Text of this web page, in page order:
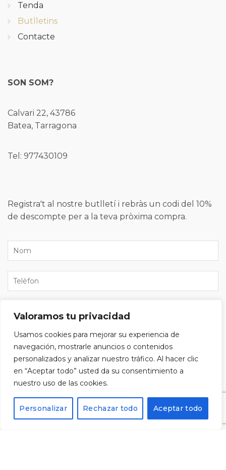
Valoramos tu privacidad
Usamos cookies para mejorar su experiencia de
navegación, mostrarle anuncios o contenidos
personalizados y analizar nuestro tráfico. Al hacer clic
en “Aceptar todo” usted da su consentimiento a
nuestro uso de las cookies.
Personalizar Rechazar todo Aceptar todo
Tenda
Butlletins
Contacte
SON SOM?
Calvari 22, 43786
Batea, Tarragona
Tel: 977430109
Registra't al nostre butlletí i rebràs un codi del 10%
de descompte per a la teva pròxima compra.
He llegit i accepto lapolítica de privacitati vull
subscriure'm al butlletí.
Alternative: